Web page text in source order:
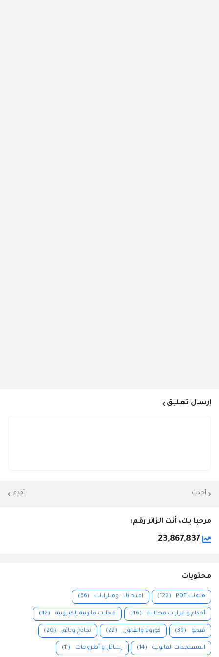
إرسال تعليق
أحدث أقدم
مرحبا بك، أنت الزائر رقم:
23,867,837
محتويات
ملفات PDF (122) امتحانات ومبارايات (66)
أحكام و قرارات قضائية (46) مجلات قانونية إلكترونية (42)
فيديو (39) كورونا والقانون (22) نماذج وثائق (20)
المستجدات القانونية (14) رسائل و أطروحات (11)